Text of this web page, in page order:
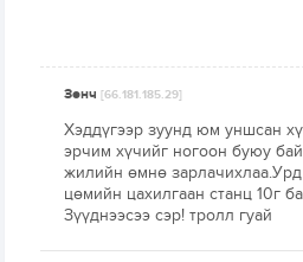
Зөнч[66.181.185.29]
Хэддүгээр зуунд юм уншсан
эрчим хүчийг ногоон буюу
жилийн өмнө
цөмийн цахилгаан станц 10г
Зүүднээсээ сэр! тролл гуай